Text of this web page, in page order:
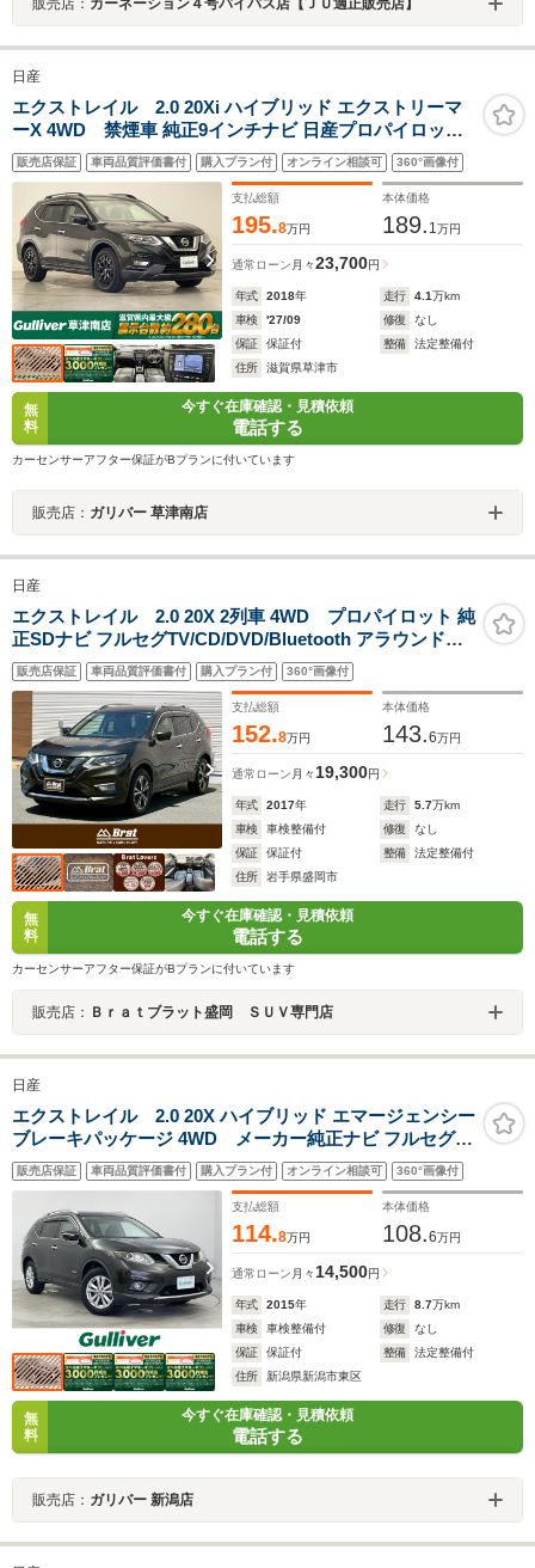
販売店： カーネーション４号バイパス店【ＪＵ適正販売店】
日産
エクストレイル 2.0 20Xi ハイブリッド エクストリーマ
ーX 4WD 禁煙車 純正9インチナビ 日産プロパイロット
プロパイロットシステム 電動パーキングブレーキ オート
ブレーキホールド アラウンドビューモニター 後側方車両
検知警報 後退時車両検知警報 エマージェンシーブレーキ
販売店保証 車両品質評価書付 購入プラン付 オンライン相談可 360°画像付
支払総額
195.8万円
本体価格
189. 1万円
通常ローン 月々23,700円
年式 2018年 走行 4.1万km
車検
'27/09 修復
なし
保証
保証付 整備
法定整備付
住所
滋賀県草津市
無
料
今すぐ在庫確認・見積依頼
電話する
カーセンサーアフター保証がBプランに付いています
販売店： ガリバー 草津南店
日産
エクストレイル 2.0 20X 2列車 4WD プロパイロット 純
正SDナビ フルセグTV/CD/DVD/Bluetooth アラウンドビ
ューモニター ステアリングリモコン ハンズフリーパワー
バックドア LEDヘッドライト 電動格納ミラー 純正18イン
チアルミ フォグライト
販売店保証 車両品質評価書付 購入プラン付 360°画像付
支払総額
152.8万円
本体価格
143.6万円
通常ローン 月々 19,300円
年式 2017年 走行 5.7万km
車検
車検整備付 修復
なし
保証
保証付 整備
法定整備付
住所
岩手県盛岡市
無
料
今すぐ在庫確認・見積依頼
電話する
カーセンサーアフター保証がBプランに付いています
販売店： Ｂｒａｔブラット盛岡 ＳＵＶ専門店
日産
エクストレイル 2.0 20X ハイブリッド エマージェンシー
ブレーキパッケージ 4WD メーカー純正ナビ フルセグ
全方位カメラ
販売店保証 車両品質評価書付 購入プラン付 オンライン相談可 360°画像付
支払総額
114.8万円
本体価格
108.6万円
通常ローン 月々 14,500円
年式 2015年 走行 8.7万km
車検
車検整備付 修復
なし
保証
保証付 整備
法定整備付
住所
新潟県新潟市東区
無
料
今すぐ在庫確認・見積依頼
電話する
販売店： ガリバー 新潟店